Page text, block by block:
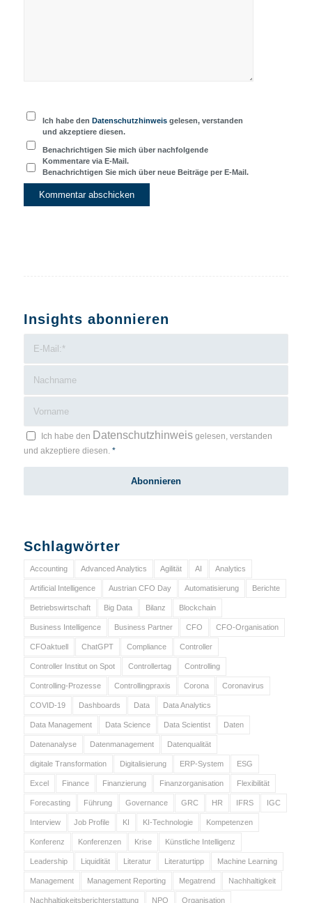
Ich habe denDatenschutzhinweis gelesen, verstanden
und akzeptiere diesen.
Benachrichtigen Sie mich über nachfolgende
Kommentare via E-Mail.
Benachrichtigen Sie mich über neue Beiträge per E-Mail.
Insights abonnieren
Ich habe den Datenschutzhinweisgelesen, verstanden
und akzeptiere diesen. *
Schlagwörter
Accounting Advanced Analytics Agilität AI Analytics
Artificial Intelligence Austrian CFO Day Automatisierung Berichte
Betriebswirtschaft Big Data Bilanz Blockchain
Business Intelligence Business Partner CFO CFO-Organisation
CFOaktuell ChatGPT Compliance Controller
Controller Institut on Spot Controllertag Controlling
Controlling-Prozesse Controllingpraxis Corona Coronavirus
COVID-19 Dashboards Data Data Analytics
Data Management Data Science Data Scientist Daten
Datenanalyse Datenmanagement Datenqualität
digitale Transformation Digitalisierung ERP-System ESG
Excel Finance Finanzierung Finanzorganisation Flexibilität
Forecasting Führung Governance GRC HR IFRS IGC
Interview Job Profile KI KI-Technologie Kompetenzen
Konferenz Konferenzen Krise Künstliche Intelligenz
Leadership Liquidität Literatur Literaturtipp Machine Learning
Management Management Reporting Megatrend Nachhaltigkeit
Nachhaltigkeitsberichterstattung NPO Organisation